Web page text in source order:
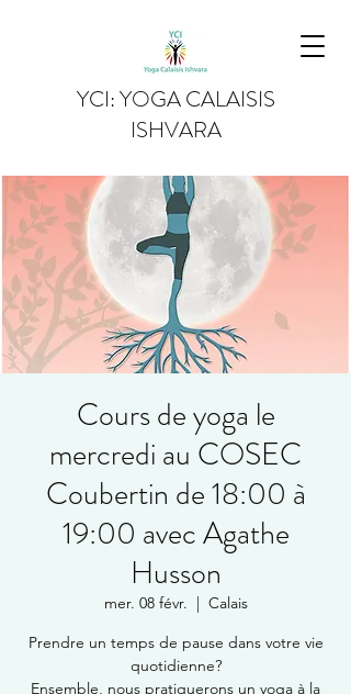
YCI: YOGA CALAISIS
ISHVARA
Cours de yoga le
mercredi au COSEC
Coubertin de 18:00 à
19:00 avec Agathe
Husson
mer. 08 févr.
  |
Calais
Prendre un temps de pause dans votre vie
quotidienne?
Ensemble, nous pratiquerons un yoga à la